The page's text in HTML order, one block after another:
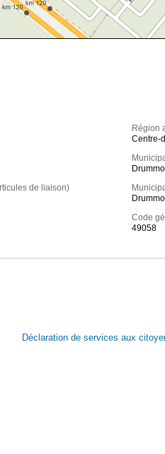
de liaison)
Région
Centre-
Code
49058
Déclaration de services aux